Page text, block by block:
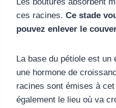
ces racines. Ce stade
pouvez enlever le
La base du pétiole est un
une hormone de
racines sont émises à
également le lieu où va